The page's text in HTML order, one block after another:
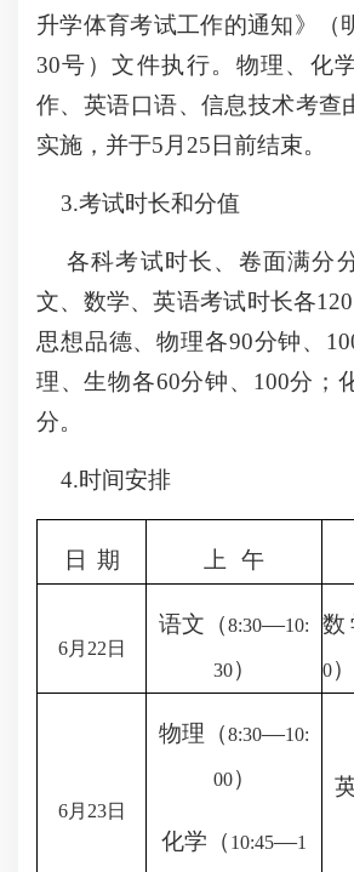
升学体育考试工作的通知》（
30号）文件执行。物理、化
作、英语口语、信息技术考查
实施，并于5月25日前结束。
3.考试时长和分值
各科考试时长、卷面满分
文、数学、英语考试时长各120
思想品德、物理各90分钟、
理、生物各60分钟、100分；
分。
4.时间安排
日 期 上 午
6月 22 日
语文（8:30—10:
30）
数
0）
6月 23日
物理（8:30—10:
00）
化学（ 10:45—1